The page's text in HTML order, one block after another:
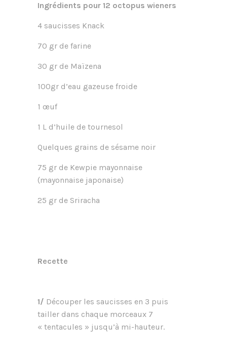
Ingrédients pour 12 octopus wieners
4 saucisses Knack
70 gr de farine
30 gr de Maïzena
100gr d’eau gazeuse froide
1 œuf
1 L d’huile de tournesol
Quelques grains de sésame noir
75 gr de Kewpie mayonnaise
(mayonnaise japonaise)
25 gr de Sriracha
Recette
1/ Découper les saucisses en 3 puis
tailler dans chaque morceaux 7
« tentacules » jusqu’à mi-hauteur.